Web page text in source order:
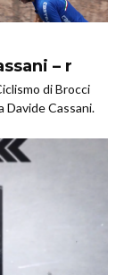
– r
di Brocci
Davide Cassani.